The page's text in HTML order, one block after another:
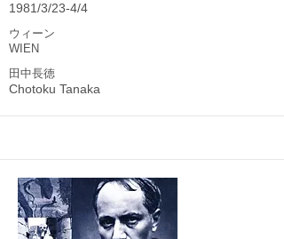
1981/3/23-4/4
ウィーン
WIEN
田中長徳
Chotoku Tanaka